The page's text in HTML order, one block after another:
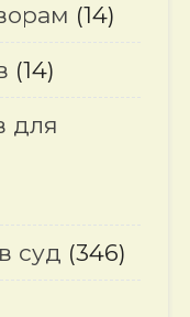
(14)
(14)
для
суд (346)